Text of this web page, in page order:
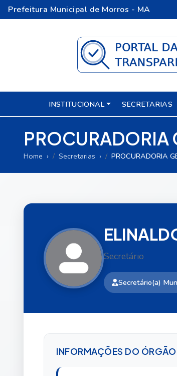
Prefeitura Municipal de Morros - MA
INSTITUCIONAL SECRETARIAS
PROCURADORIA
Home Secretarias PROCURADORIA
Secretário
Secretário(a)
INFORMAÇÕES DO ÓRGÃO